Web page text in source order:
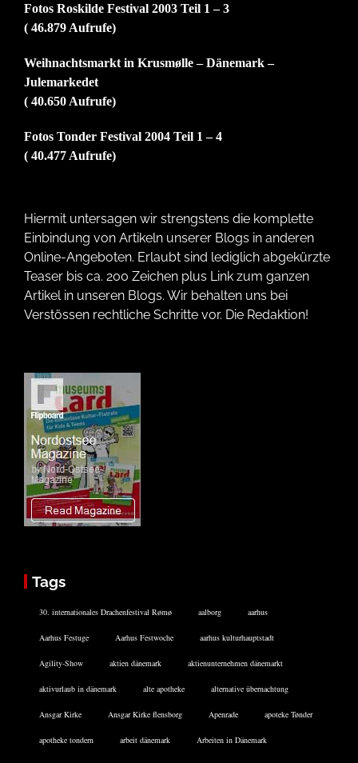
Fotos Roskilde Festival 2003 Teil 1 – 3
( 46.879 Aufrufe)
Weihnachtsmarkt in Krusmølle – Dänemark –
Julemarkedet
( 40.650 Aufrufe)
Fotos Tonder Festival 2004 Teil 1 – 4
( 40.477 Aufrufe)
Hiermit untersagen wir strengstens die komplette
Einbindung von Artikeln unserer Blogs in anderen
Online-Angeboten. Erlaubt sind lediglich abgekürzte
Teaser bis ca. 200 Zeichen plus Link zum ganzen
Artikel in unseren Blogs. Wir behalten uns bei
Verstössen rechtliche Schritte vor. Die Redaktion!
Tags
30. internationales Drachenfestival Rømø aalborg aarhus
Aarhus Festuge Aarhus Festwoche aarhus kulturhauptstadt
Agility-Show aktien dänemark aktienunternehmen dänemarkt
aktivurlaub in dänemark alte apotheke alternative übernachtung
Ansgar Kirke Ansgar Kirke flensborg Apenrade apoteke Tønder
apotheke tondern arbeit dänemark Arbeiten in Dänemark